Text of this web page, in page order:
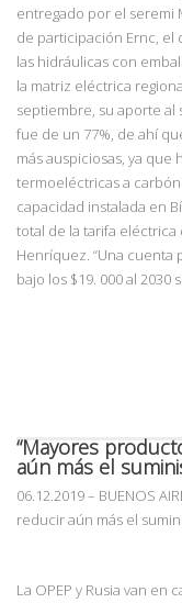
entregado por el seremi
de participación Ernc, el
las hidráulicas con
la matriz eléctrica
septiembre, su aporte al
fue de un 77%, de ahí
más auspiciosas, ya que
termoeléctricas a
capacidad instalada en
total de la tarifa
Henríquez. “Una cuenta
bajo los $19. 000 al 2030
“Mayores
aún más el
06.12.2019 – BUENOS
reducir aún más el
La OPEP y Rusia van